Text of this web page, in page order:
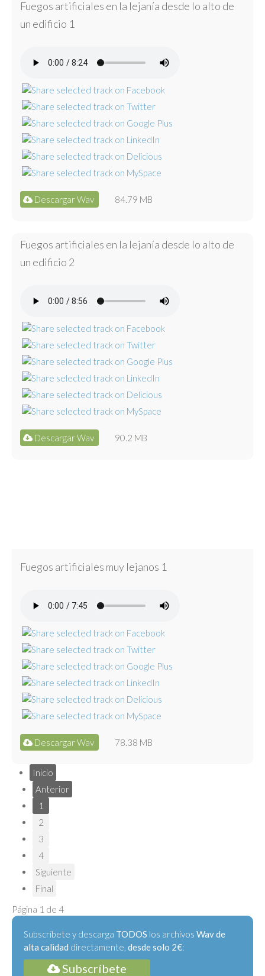
Fuegos artificiales en la lejanía desde lo alto de
un edificio 1
Descargar Wav 84.79 MB
Fuegos artificiales en la lejanía desde lo alto de
un edificio 2
Descargar Wav 90.2 MB
Fuegos artificiales muy lejanos 1
Descargar Wav 78.38 MB
Inicio
Anterior
1
2
3
4
Siguiente
Final
Página 1 de 4
Subscríbete y descarga TODOS los archivos Wav de
alta calidad directamente, desde solo 2€:
Subscríbete